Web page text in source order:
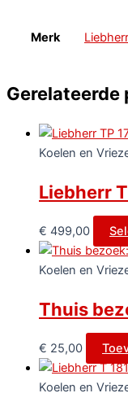
Merk Liebherr
Gerelateerde
Koelen en
Liebherr
€ 499,00
Koelen en
Thuis
€ 25,00
Koelen en